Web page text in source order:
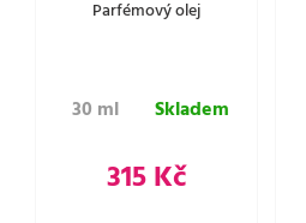
Parfémový olej
30 ml Skladem
315 Kč